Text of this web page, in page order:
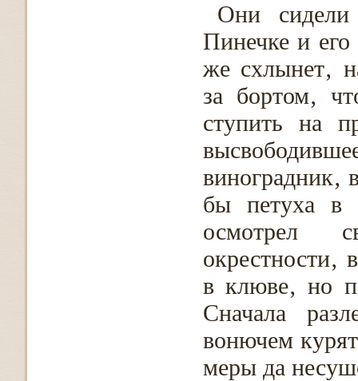
Они сидели
Пинечке и
же схлынет‚
за бортом‚
ступить на
виноградник‚
бы петуха в
осмотрел
окрестности‚
в клюве‚ но
Сначала
вонючем
меры да